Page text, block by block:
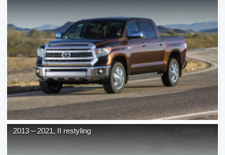
2013 – 2021, II restyling